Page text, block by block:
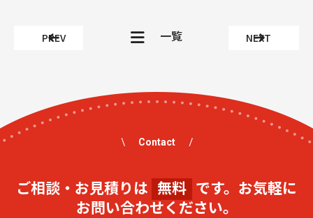
PREV 一覧 NEXT
Contact
ご相談・お見積りは 無料 です。お気軽に
お問い合わせください。